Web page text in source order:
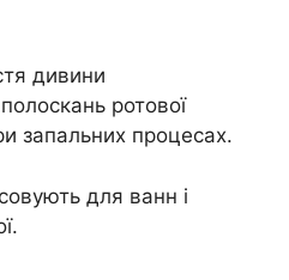
дивини
ротової
запальних процесах.
для ванн і